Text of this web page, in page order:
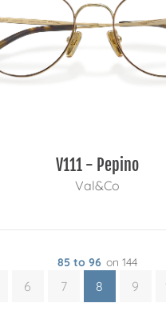
V111 - Pepino
Val&Co
85 to 96 on 144
6 7 8 9